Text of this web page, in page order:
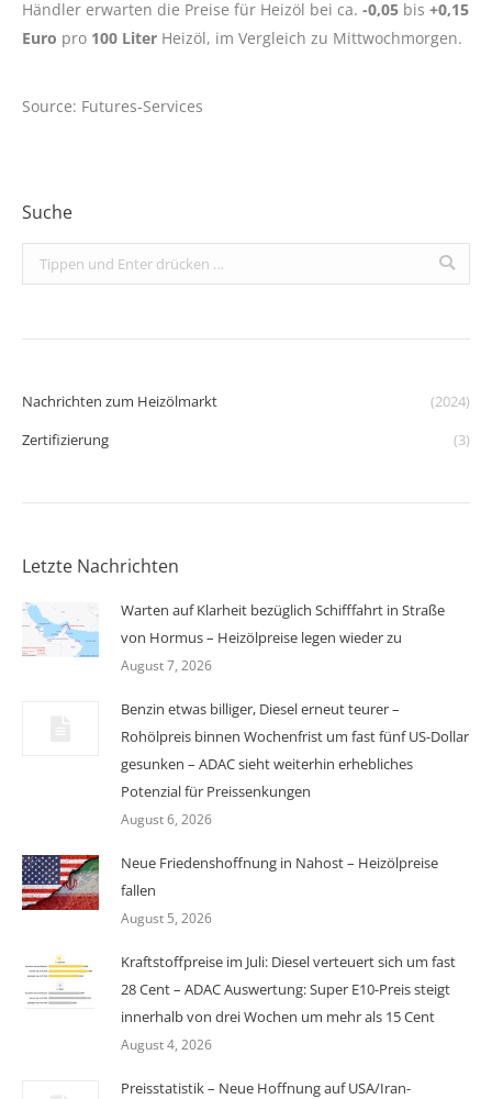
Händler erwarten die Preise für Heizöl bei ca. -0,05 bis +0,15
Euro pro 100 Liter Heizöl, im Vergleich zu Mittwochmorgen.
Source: Futures-Services
Suche
Search:
Nachrichten zum Heizölmarkt
(2024)
Zertifizierung
(3)
Letzte Nachrichten
Warten auf Klarheit bezüglich Schifffahrt in Straße
von Hormus – Heizölpreise legen wieder zu
August 7, 2026
Benzin etwas billiger, Diesel erneut teurer –
Rohölpreis binnen Wochenfrist um fast fünf US-Dollar
gesunken – ADAC sieht weiterhin erhebliches
Potenzial für Preissenkungen
August 6, 2026
Neue Friedenshoffnung in Nahost – Heizölpreise
fallen
August 5, 2026
Kraftstoffpreise im Juli: Diesel verteuert sich um fast
28 Cent – ADAC Auswertung: Super E10-Preis steigt
innerhalb von drei Wochen um mehr als 15 Cent
August 4, 2026
Preisstatistik – Neue Hoffnung auf USA/Iran-